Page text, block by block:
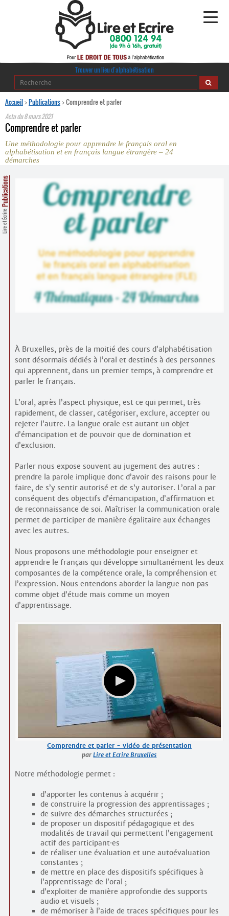
Alphabétisation
journaldelalpha.be
Comprendre et parler
Bienvenue en Belgique
Espace presse
Contacts
Trouver un lieu d’alphabétisation
Trouver un lieu d’alphabétisation
Accueil>Publications>Comprendre et parler
Actu du8 mars 2021
Comprendre et parler
Une méthodologie pour apprendre le français oral en
alphabétisation et en français langue étrangère – 24
démarches
Lire et Écrire
Publications
À Bruxelles, près de la moitié des cours d’alphabétisation
sont désormais dédiés à l’oral et destinés à des personnes
qui apprennent, dans un premier temps, à comprendre et
parler le français.
L’oral, après l’aspect physique, est ce qui permet, très
rapidement, de classer, catégoriser, exclure, accepter ou
rejeter l’autre. La langue orale est autant un objet
d’émancipation et de pouvoir que de domination et
d’exclusion.
Parler nous expose souvent au jugement des autres :
prendre la parole implique donc d’avoir des raisons pour le
faire, de s’y sentir autorisé et de s’y autoriser. L’oral a par
conséquent des objectifs d’émancipation, d’affirmation et
de reconnaissance de soi. Maîtriser la communication orale
permet de participer de manière égalitaire aux échanges
avec les autres.
Nous proposons une méthodologie pour enseigner et
apprendre le français qui développe simultanément les deux
composantes de la compétence orale, la compréhension et
l’expression. Nous entendons aborder la langue non pas
comme objet d’étude mais comme un moyen
d’apprentissage.
Comprendre et parler - vidéo de présentation
parLire et Ecrire Bruxelles
Notre méthodologie permet :
d’apporter les contenus à acquérir ;
de construire la progression des apprentissages ;
de suivre des démarches structurées ;
de proposer un dispositif pédagogique et des
modalités de travail qui permettent l’engagement
actif des participant·es
de réaliser une évaluation et une autoévaluation
constantes ;
de mettre en place des dispositifs spécifiques à
l’apprentissage de l’oral ;
d’exploiter de manière approfondie des supports
audio et visuels ;
de mémoriser à l’aide de traces spécifiques pour les